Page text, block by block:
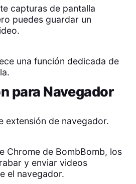
capturas de pantalla
puedes guardar un
una función dedicada de
para Navegador
extensión de navegador.
Chrome de BombBomb, los
y enviar videos
el navegador.